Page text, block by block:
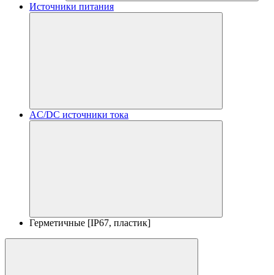
Источники питания
AC/DC источники тока
Герметичные [IP67, пластик]